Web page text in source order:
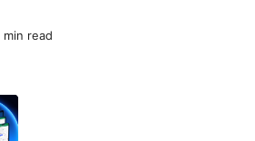
min read